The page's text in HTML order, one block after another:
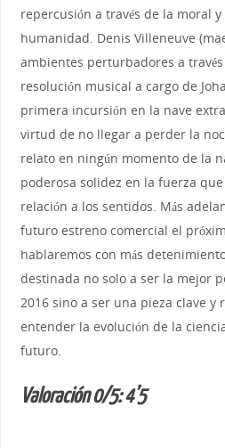
repercusión a través de la moral
humanidad. Denis Villeneuve
ambientes perturbadores a
resolución musical a cargo de
primera incursión en la nave
virtud de no llegar a perder la
relato en ningún momento de la
poderosa solidez en la fuerza
relación a los sentidos. Más
futuro estreno comercial el
hablaremos con más
destinada no solo a ser la mejor
2016 sino a ser una pieza clave y
entender la evolución de la
futuro.
Valoración 0/5: 4’5